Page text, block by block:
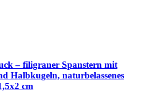
– filigraner Spanstern mit
Halbkugeln, naturbelassenes
cm